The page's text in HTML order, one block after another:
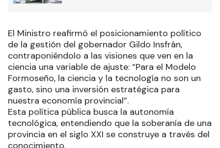
El Ministro reafirmó el posicionamiento político
de la gestión del gobernador Gildo Insfrán,
contraponiéndolo a las visiones que ven en la
ciencia una variable de ajuste: “Para el Modelo
Formoseño, la ciencia y la tecnología no son un
gasto, sino una inversión estratégica para
nuestra economía provincial”.
Esta política pública busca la autonomía
tecnológica, entendiendo que la soberanía de una
provincia en el siglo XXI se construye a través del
conocimiento.